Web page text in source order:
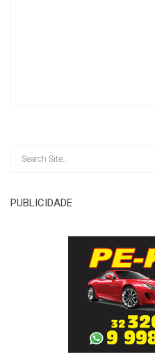
PUBLICIDADE